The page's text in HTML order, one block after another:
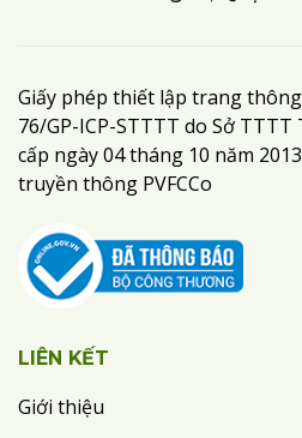
Giấy phép thiết lập trang
76/GP-ICP-STTTT do Sở
cấp ngày 04 tháng 10 năm
truyền thông PVFCCo
LIÊN KẾT
Giới thiệu